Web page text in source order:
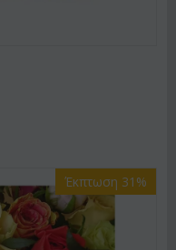
Έκπτωση 31%